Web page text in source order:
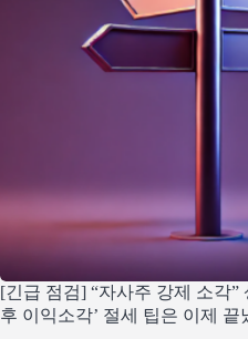
[긴급 점검] “자사주 강제 소각”
후 이익소각’ 절세 팁은 이제 끝